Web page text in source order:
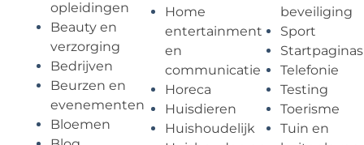
opleidingen
Beauty en
verzorging
Bedrijven
Beurzen en
evenementen
Bloemen
Home
entertainment
en
communicatie
Horeca
Huisdieren
Huishoudelijk
beveiliging
Sport
Startpaginas
Telefonie
Testing
Toerisme
Tuin en